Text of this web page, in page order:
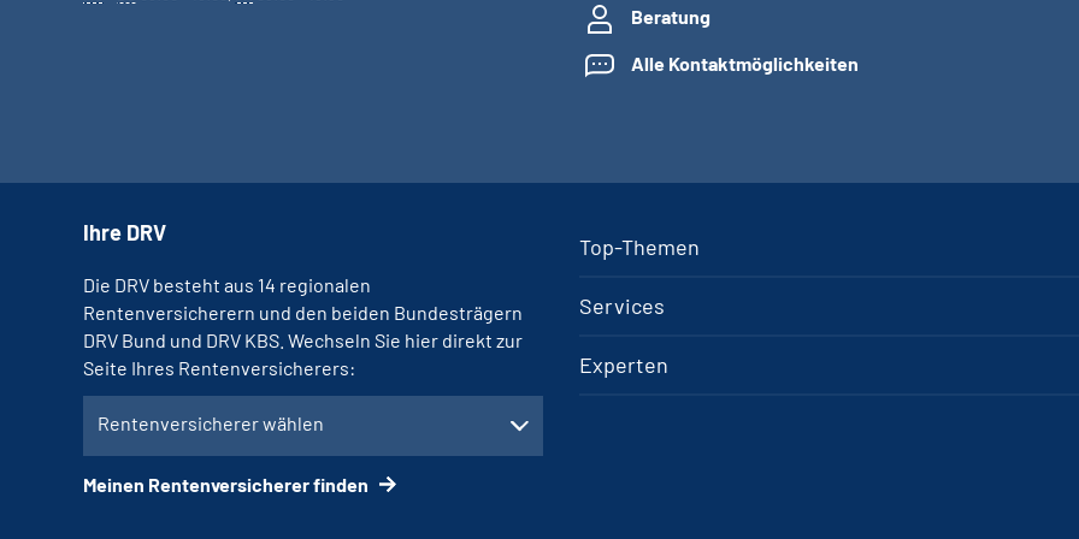
Beratung
Alle Kontaktmöglichkeiten
Top-Themen
Services
Experten
Ihre DRV
Die DRV besteht aus 14 regionalen
Rentenversicherern und den beiden Bundesträgern
DRV Bund und DRV KBS. Wechseln Sie hier direkt zur
Seite Ihres Rentenversicherers:
Rentenversicherer wählen
Meinen Rentenversicherer finden